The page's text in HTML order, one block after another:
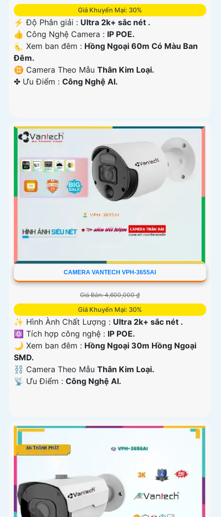
Giá Khuyến Mại: 30%
️⚡ Độ Phân giải : Ultra 2k+ sắc nét .
👍 Công Nghệ Camera : IP POE.
🌜 Xem ban đêm : Hồng Ngoại 60m Có Màu Ban
Đêm.
♊ Camera Theo Mẫu Thân Kim Loại.
️✤ Ưu Điểm : Công Nghệ AI.
CAMERA VANTECH VPH-3655AI
Giá Bán: 4,600,000 ₫
Giá Khuyến Mại: 30%
✨ Hình Ành Chất Lượng : Ultra 2k+ sắc nét .
⚛️ Tích hợp công nghệ : IP POE.
🌙 Xem ban đêm : Hồng Ngoại 30m Hồng Ngoại
SMD.
⛓ Camera Theo Mẫu Thân Kim Loại.
️📡 Ưu Điểm : Công Nghệ AI.